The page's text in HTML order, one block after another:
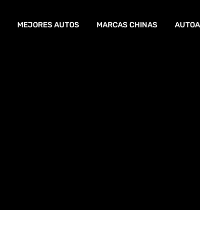
MEJORES AUTOS MARCAS CHINAS